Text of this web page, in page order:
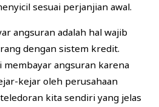
sesuai perjanjian awal.
angsuran adalah hal wajib
dengan sistem kredit.
membayar angsuran karena
kejar oleh perusahaan
kita sendiri yang jelas